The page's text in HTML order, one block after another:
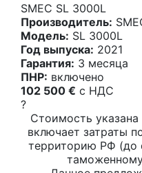
SMEC SL 3000L
Производитель:
Модель: SL 3000L
Год выпуска: 2021
Гарантия: 3 месяца
ПНР: включено
102 500 € c НДС
?
Стоимость
включает затраты
территорию РФ (до